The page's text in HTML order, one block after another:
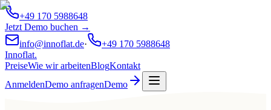
+49 170 5988648
Jetzt Demo buchen →
info@innoflat.de·
+49 170 5988648
Innoflat.
PreiseWie wir arbeitenBlogKontakt
AnmeldenDemo anfragenDemo